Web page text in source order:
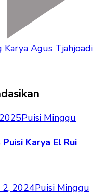
Karya Agus Tjahjoadi
Puisi Minggu
Karya El Rui
2, 2024Puisi Minggu